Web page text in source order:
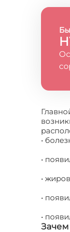
•
•
•
•
•
Зачем